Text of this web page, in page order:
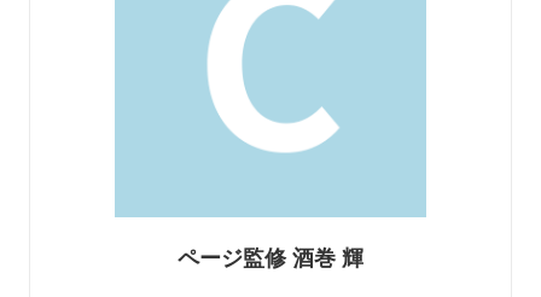
ページ監修 酒巻 輝